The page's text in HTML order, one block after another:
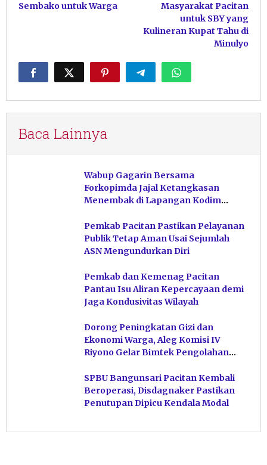
Sembako untuk Warga
Masyarakat Pacitan
untuk SBY yang
Kulineran Kupat Tahu di
Minulyo
Baca Lainnya
Wabup Gagarin Bersama
Forkopimda Jajal Ketangkasan
Menembak di Lapangan Kodim
Pemkab Pacitan Pastikan Pelayanan
Publik Tetap Aman Usai Sejumlah
ASN Mengundurkan Diri
Pemkab dan Kemenag Pacitan
Pantau Isu Aliran Kepercayaan demi
Jaga Kondusivitas Wilayah
Dorong Peningkatan Gizi dan
Ekonomi Warga, Aleg Komisi IV
Riyono Gelar Bimtek Pengolahan
SPBU Bangunsari Pacitan Kembali
Beroperasi, Disdagnaker Pastikan
Penutupan Dipicu Kendala Modal